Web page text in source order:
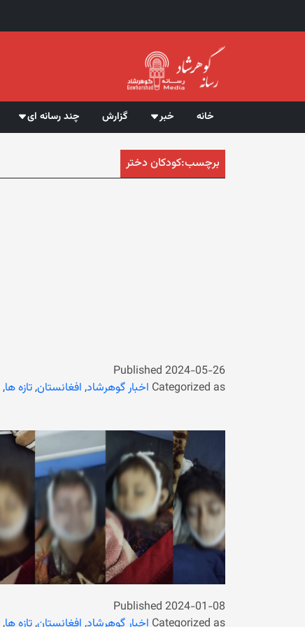
خانه خبر گزارش چند رسانه ای
برچسب:کودکان دختر
Published 2024-05-26
Categorized as اخبار گوهرشاد, افغانستان,تازه ها,
Published 2024-01-08